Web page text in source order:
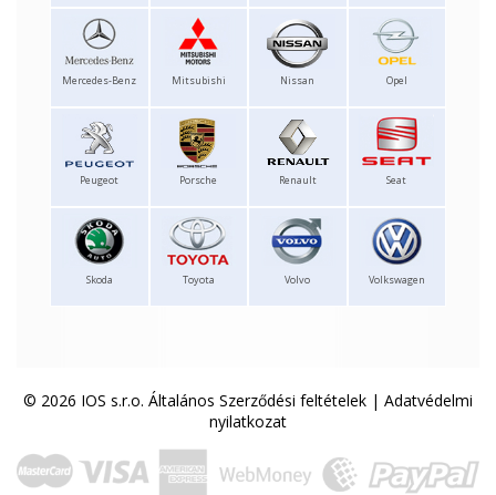
Mercedes-Benz Mitsubishi Nissan Opel
Peugeot Porsche Renault Seat
Skoda Toyota Volvo Volkswagen
© 2026 IOS s.r.o. Általános Szerződési feltételek | Adatvédelmi
nyilatkozat